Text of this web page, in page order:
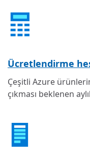
Ücretlendirme
Çeşitli Azure
çıkması beklenen